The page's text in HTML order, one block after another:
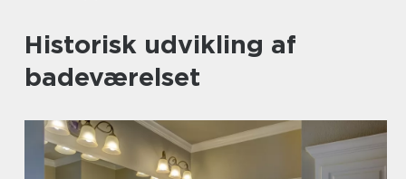
Historisk udvikling af
badeværelset